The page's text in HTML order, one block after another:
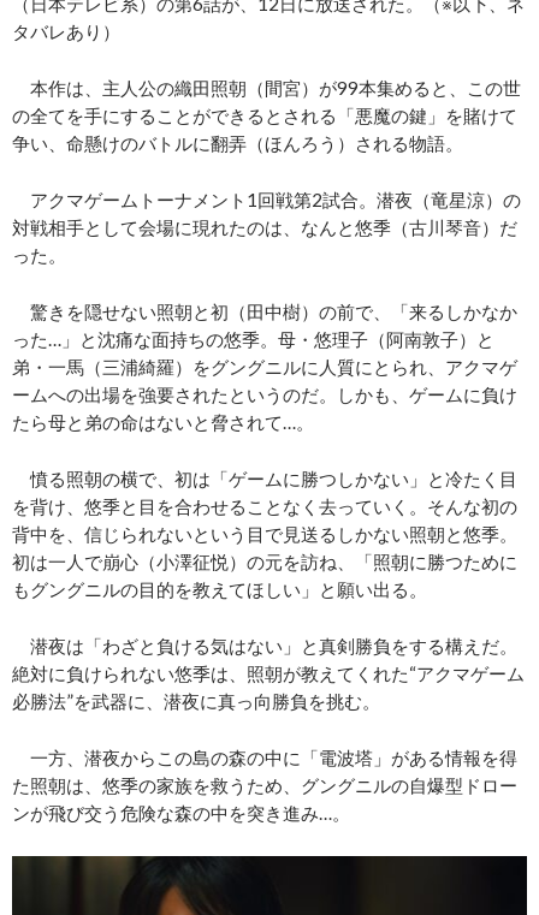
タバレあり）
本作は、主人公の織田照朝（間宮）が99本集めると、この世
の全てを手にすることができるとされる「悪魔の鍵」を賭けて
争い、命懸けのバトルに翻弄（ほんろう）される物語。
アクマゲームトーナメント1回戦第2試合。潜夜（竜星涼）の
対戦相手として会場に現れたのは、なんと悠季（古川琴音）だ
った。
驚きを隠せない照朝と初（田中樹）の前で、「来るしかなか
った…」と沈痛な面持ちの悠季。母・悠理子（阿南敦子）と
弟・一馬（三浦綺羅）をグングニルに人質にとられ、アクマゲ
ームへの出場を強要されたというのだ。しかも、ゲームに負け
たら母と弟の命はないと脅されて…。
憤る照朝の横で、初は「ゲームに勝つしかない」と冷たく目
を背け、悠季と目を合わせることなく去っていく。そんな初の
背中を、信じられないという目で見送るしかない照朝と悠季。
初は一人で崩心（小澤征悦）の元を訪ね、「照朝に勝つために
もグングニルの目的を教えてほしい」と願い出る。
潜夜は「わざと負ける気はない」と真剣勝負をする構えだ。
絶対に負けられない悠季は、照朝が教えてくれた“アクマゲーム
必勝法”を武器に、潜夜に真っ向勝負を挑む。
一方、潜夜からこの島の森の中に「電波塔」がある情報を得
た照朝は、悠季の家族を救うため、グングニルの自爆型ドロー
ンが飛び交う危険な森の中を突き進み…。